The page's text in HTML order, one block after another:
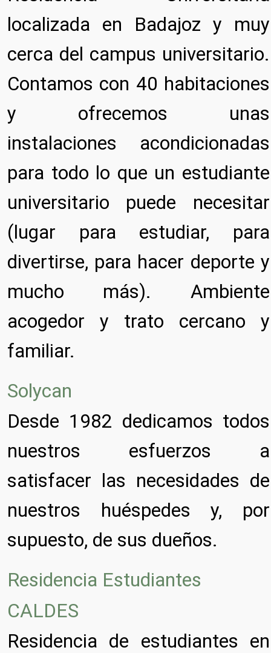
localizada en Badajoz y muy
cerca del campus universitario.
Contamos con 40 habitaciones
y ofrecemos unas
instalaciones acondicionadas
para todo lo que un estudiante
universitario puede necesitar
(lugar para estudiar, para
divertirse, para hacer deporte y
mucho más). Ambiente
acogedor y trato cercano y
familiar.
Solycan
Desde 1982 dedicamos todos
nuestros esfuerzos a
satisfacer las necesidades de
nuestros huéspedes y, por
supuesto, de sus dueños.
Residencia Estudiantes
CALDES
Residencia de estudiantes en